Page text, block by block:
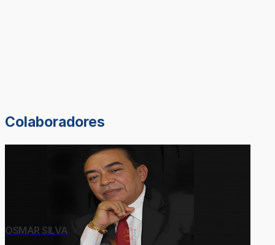
Colaboradores
OSMAR SILVA